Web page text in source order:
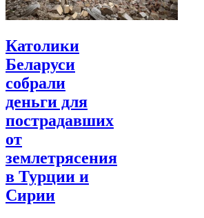
Католики
Беларуси
собрали
деньги для
пострадавших
от
землетрясения
в Турции и
Сирии